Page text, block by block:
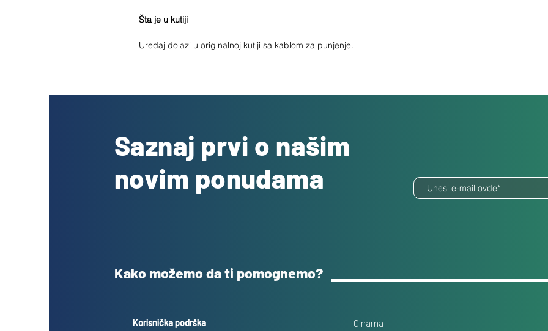
Šta je u kutiji
Uređaj dolazi u originalnoj kutiji sa kablom za punjenje.
Saznaj prvi o našim
novim ponudama
Kako možemo da ti pomognemo?
Korisnička podrška O nama